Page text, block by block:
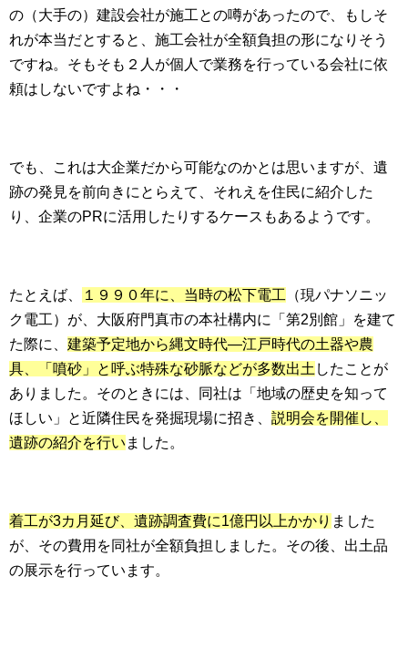
の（大手の）建設会社が施工との噂があったので、もしそ
れが本当だとすると、施工会社が全額負担の形になりそう
ですね。そもそも２人が個人で業務を行っている会社に依
頼はしないですよね・・・
でも、これは大企業だから可能なのかとは思いますが、遺
跡の発見を前向きにとらえて、それえを住民に紹介した
り、企業のPRに活用したりするケースもあるようです。
たとえば、 １９９０年に、当時の松下電工 （現パナソニッ
ク電工）が、大阪府門真市の本社構内に「第2別館」を建て
た際に、 建築予定地から縄文時代―江戸時代の土器や農
具、「噴砂」と呼ぶ特殊な砂脈などが多数出土 したことが
ありました。そのときには、同社は「地域の歴史を知って
ほしい」と近隣住民を発掘現場に招き、 説明会を開催し、
遺跡の紹介を行い ました。
着工が3カ月延び、遺跡調査費に1億円以上かかり ました
が、その費用を同社が全額負担しました。その後、出土品
の展示を行っています。